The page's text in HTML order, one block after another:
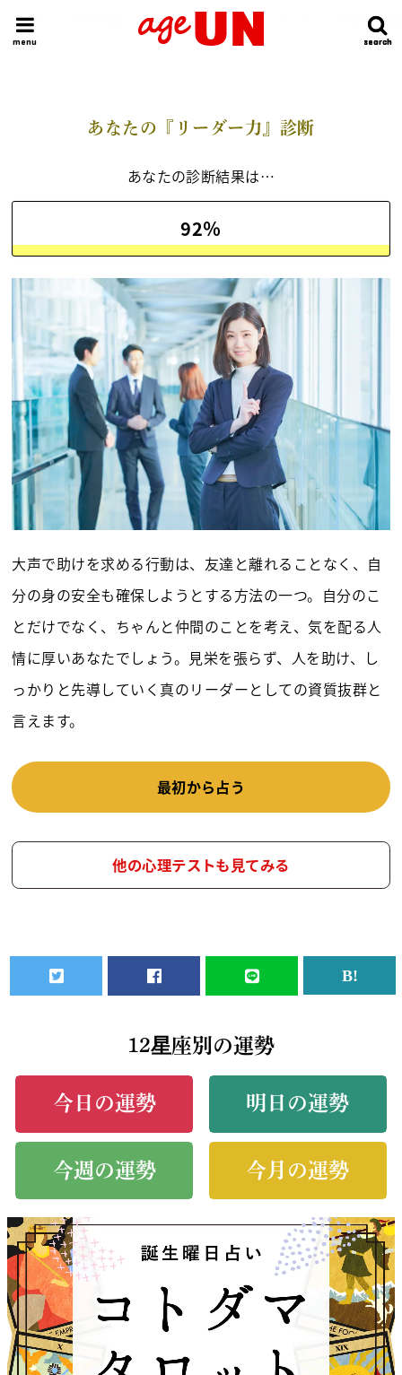
search
search
menu
HOME 今日の運勢ランキング 明日の運勢ランキング 今週の運勢
あなたの『リーダー力』診断
あなたの診断結果は…
92％
大声で助けを求める行動は、友達と離れることなく、自
分の身の安全も確保しようとする方法の一つ。自分のこ
とだけでなく、ちゃんと仲間のことを考え、気を配る人
情に厚いあなたでしょう。見栄を張らず、人を助け、し
っかりと先導していく真のリーダーとしての資質抜群と
言えます。
最初から占う
他の心理テストも見てみる
12星座別の運勢
今日の運勢 明日の運勢
今週の運勢 今月の運勢